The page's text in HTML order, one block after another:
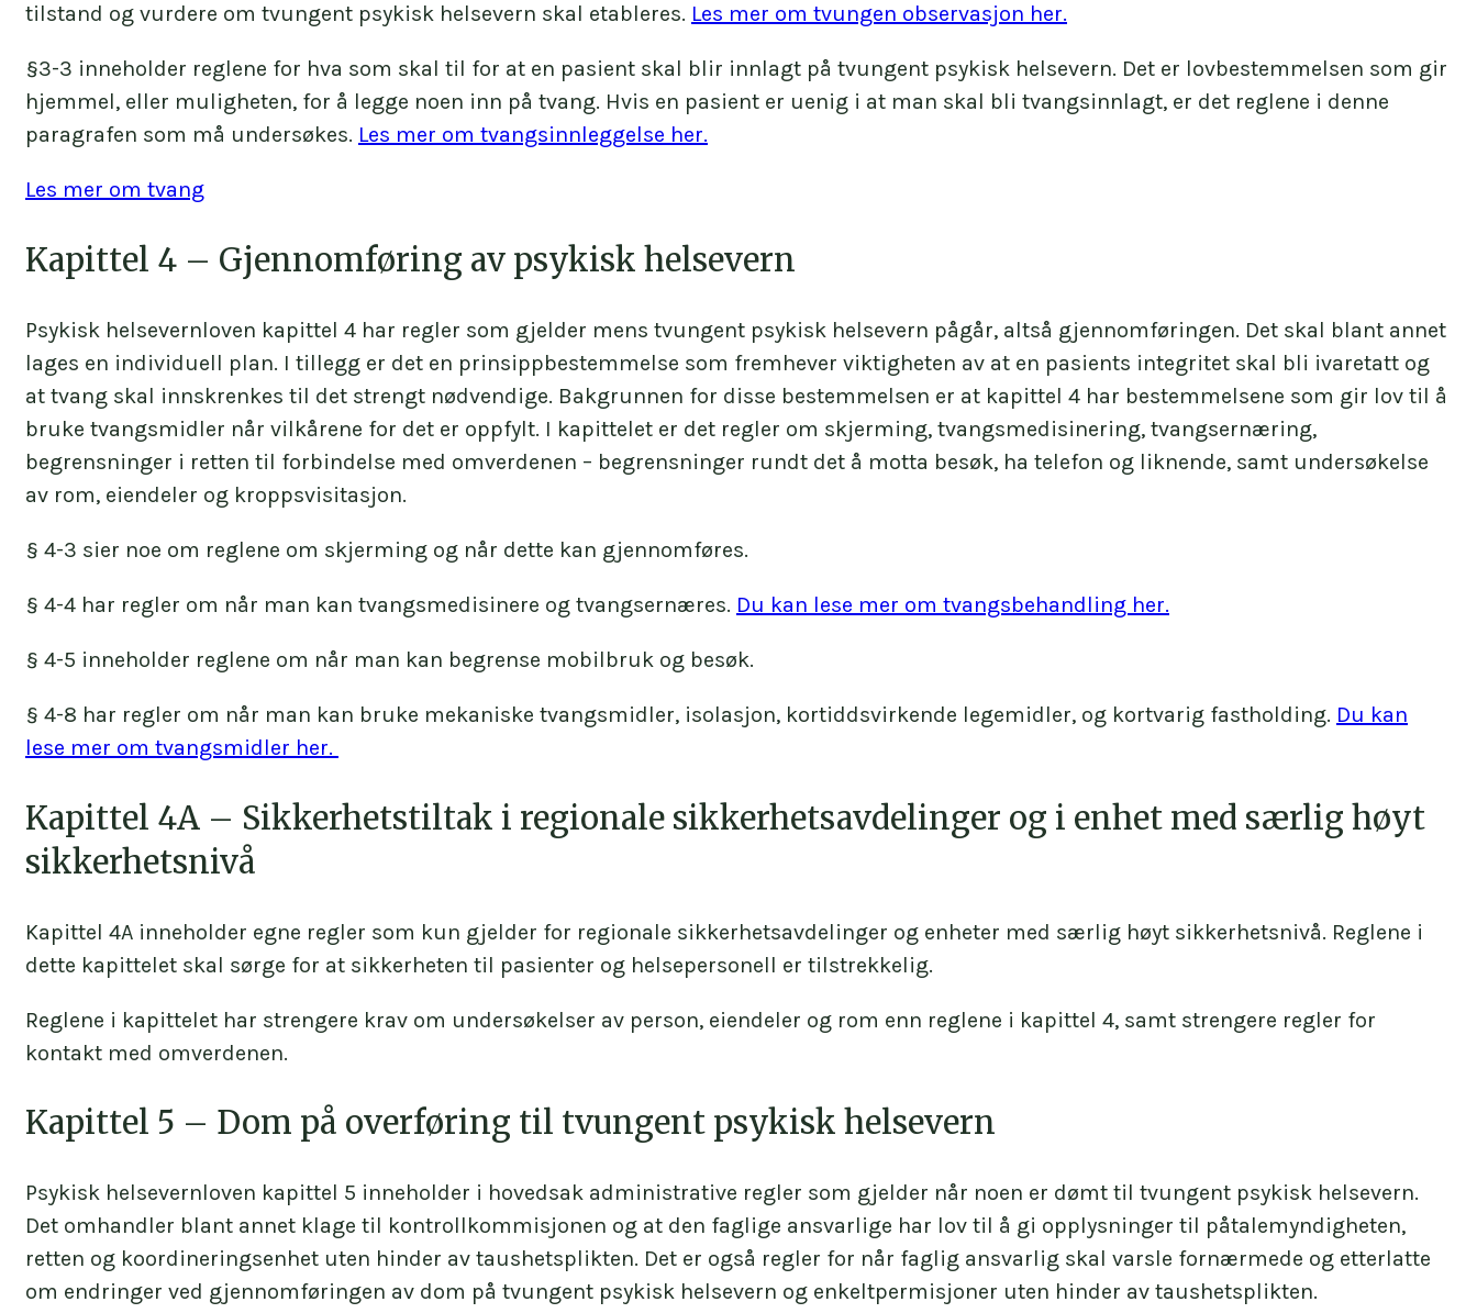
tilstand og vurdere om tvungent psykisk helsevern skal etableres. Les mer om tvungen observasjon her.
§3-3 inneholder reglene for hva som skal til for at en pasient skal blir innlagt på tvungent psykisk helsevern. Det er lovbestemmelsen som gir
hjemmel, eller muligheten, for å legge noen inn på tvang. Hvis en pasient er uenig i at man skal bli tvangsinnlagt, er det reglene i denne
paragrafen som må undersøkes. Les mer om tvangsinnleggelse her.
Les mer om tvang
Kapittel 4 – Gjennomføring av psykisk helsevern
Psykisk helsevernloven kapittel 4 har regler som gjelder mens tvungent psykisk helsevern pågår, altså gjennomføringen. Det skal blant annet
lages en individuell plan. I tillegg er det en prinsippbestemmelse som fremhever viktigheten av at en pasients integritet skal bli ivaretatt og
at tvang skal innskrenkes til det strengt nødvendige. Bakgrunnen for disse bestemmelsen er at kapittel 4 har bestemmelsene som gir lov til å
bruke tvangsmidler når vilkårene for det er oppfylt. I kapittelet er det regler om skjerming, tvangsmedisinering, tvangsernæring,
begrensninger i retten til forbindelse med omverdenen – begrensninger rundt det å motta besøk, ha telefon og liknende, samt undersøkelse
av rom, eiendeler og kroppsvisitasjon.
§ 4-3 sier noe om reglene om skjerming og når dette kan gjennomføres.
§ 4-4 har regler om når man kan tvangsmedisinere og tvangsernæres. Du kan lese mer om tvangsbehandling her.
§ 4-5 inneholder reglene om når man kan begrense mobilbruk og besøk.
§ 4-8 har regler om når man kan bruke mekaniske tvangsmidler, isolasjon, kortiddsvirkende legemidler, og kortvarig fastholding. Du kan
lese mer om tvangsmidler her.
Kapittel 4A – Sikkerhetstiltak i regionale sikkerhetsavdelinger og i enhet med særlig høyt
sikkerhetsnivå
Kapittel 4A inneholder egne regler som kun gjelder for regionale sikkerhetsavdelinger og enheter med særlig høyt sikkerhetsnivå. Reglene i
dette kapittelet skal sørge for at sikkerheten til pasienter og helsepersonell er tilstrekkelig.
Reglene i kapittelet har strengere krav om undersøkelser av person, eiendeler og rom enn reglene i kapittel 4, samt strengere regler for
kontakt med omverdenen.
Kapittel 5 – Dom på overføring til tvungent psykisk helsevern
Psykisk helsevernloven kapittel 5 inneholder i hovedsak administrative regler som gjelder når noen er dømt til tvungent psykisk helsevern.
Det omhandler blant annet klage til kontrollkommisjonen og at den faglige ansvarlige har lov til å gi opplysninger til påtalemyndigheten,
retten og koordineringsenhet uten hinder av taushetsplikten. Det er også regler for når faglig ansvarlig skal varsle fornærmede og etterlatte
om endringer ved gjennomføringen av dom på tvungent psykisk helsevern og enkeltpermisjoner uten hinder av taushetsplikten.